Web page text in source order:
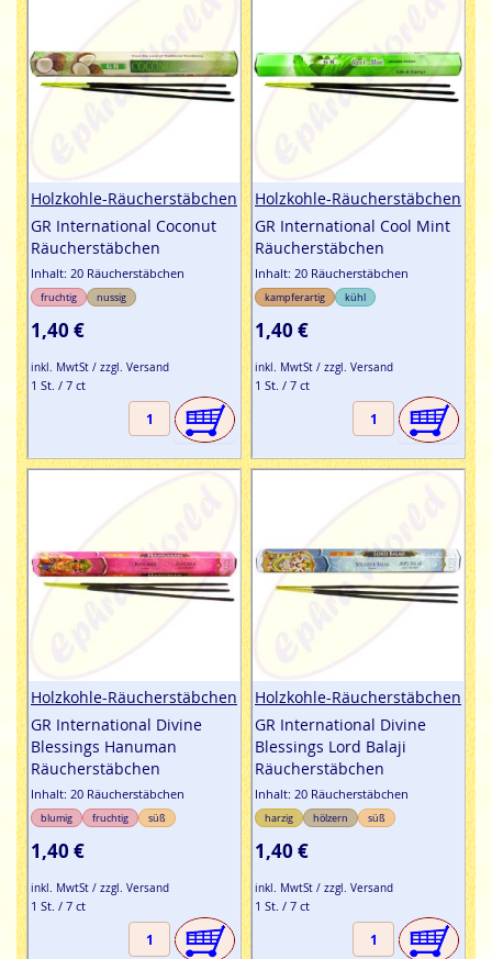
Holzkohle-Räucherstäbchen
GR International Coconut
Räucherstäbchen
Inhalt: 20 Räucherstäbchen
fruchtig nussig
1,40 €
inkl. MwtSt / zzgl. Versand
1 St. / 7 ct
Holzkohle-Räucherstäbchen
GR International Cool Mint
Räucherstäbchen
Inhalt: 20 Räucherstäbchen
kampferartig kühl
1,40 €
inkl. MwtSt / zzgl. Versand
1 St. / 7 ct
Holzkohle-Räucherstäbchen
GR International Divine
Blessings Hanuman
Räucherstäbchen
Inhalt: 20 Räucherstäbchen
blumig fruchtig süß
1,40 €
inkl. MwtSt / zzgl. Versand
1 St. / 7 ct
Holzkohle-Räucherstäbchen
GR International Divine
Blessings Lord Balaji
Räucherstäbchen
Inhalt: 20 Räucherstäbchen
harzig hölzern süß
1,40 €
inkl. MwtSt / zzgl. Versand
1 St. / 7 ct